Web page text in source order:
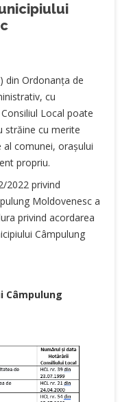
din Ordonanța de
cu
Local poate
străine cu merite
comunei, orașului
propriu.
2022 privind
Moldovenesc a
privind acordarea
Câmpulung
Câmpulung